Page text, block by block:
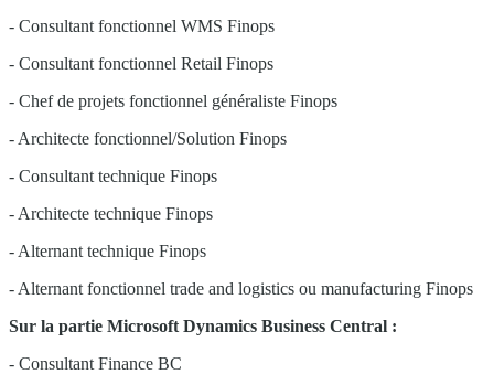
- Consultant fonctionnel WMS Finops
- Consultant fonctionnel Retail Finops
- Chef de projets fonctionnel généraliste Finops
- Architecte fonctionnel/Solution Finops
- Consultant technique Finops
- Architecte technique Finops
- Alternant technique Finops
- Alternant fonctionnel trade and logistics ou manufacturing Finops
Sur la partie Microsoft Dynamics Business Central :
- Consultant Finance BC